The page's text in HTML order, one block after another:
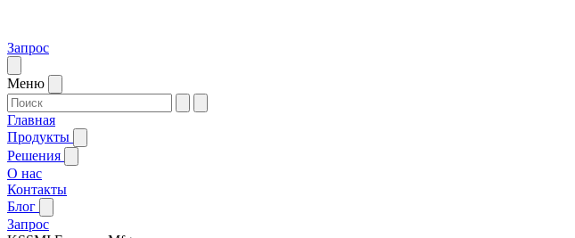
Запрос
Меню
Главная
Продукты
Решения
О нас
Контакты
Блог
Запрос